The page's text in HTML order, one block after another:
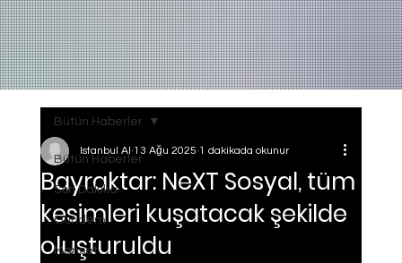
Bütün Haberler
Son Dakika
Gundem
Manset
Bütün Haberler
Bayraktar: NeXT Sosyal, tüm
kesimleri kuşatacak şekilde
oluşturuldu
Istanbul AI 13 Ağu 2025 1 dakikada okunur